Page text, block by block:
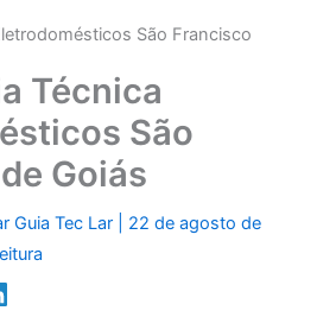
São Francisco
Técnica
São
Goiás
Guia Tec Lar
22 de agosto de